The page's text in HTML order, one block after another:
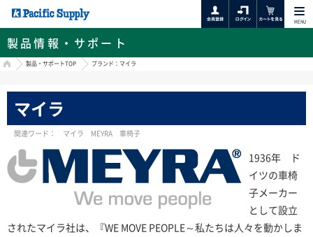
MENU
製品情報・サポート
HOME製品・サポートTOP ブランド：マイラ
マイラ
関連ワード： マイラ MEYRA 車椅子
1936年 ド
イツの車椅
子メーカー
として設立
されたマイラ社は、『WE MOVE PEOPLE～私たちは人々を動かしま